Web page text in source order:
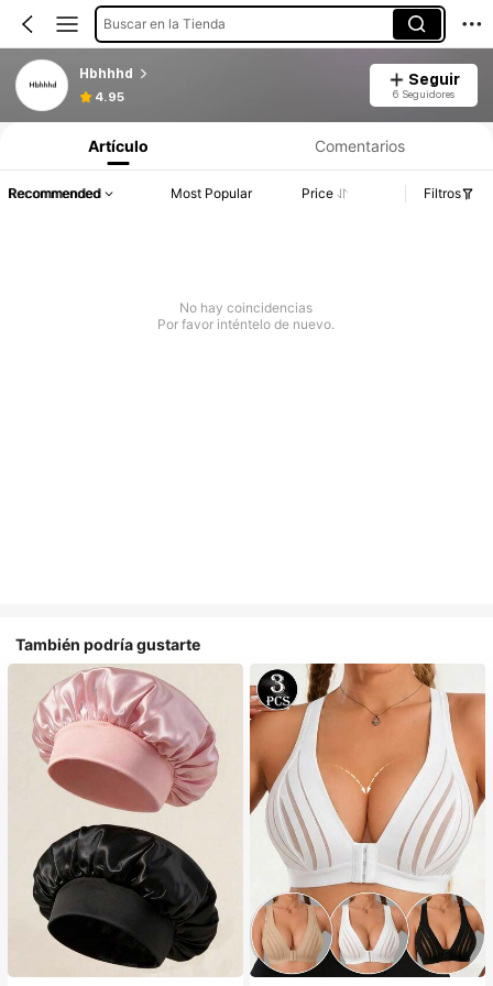
Buscar en la Tienda
Hbhhhd
4.95
Seguir
6 Seguidores
Artículo Comentarios
Recommended Most Popular Price Filtros
No hay coincidencias
Por favor inténtelo de nuevo.
También podría gustarte